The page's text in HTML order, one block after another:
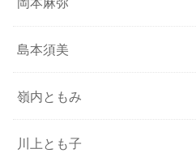
島本須美
嶺内ともみ
川上とも子